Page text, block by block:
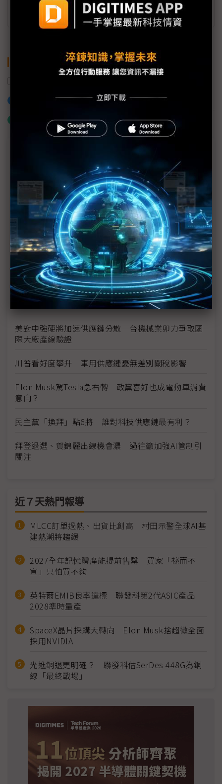
學歷：
銘傳大學傳播學院
加入已選取到「關鍵字追蹤」
什麼是「關鍵字追蹤」
議題精選－拜登退選變數激增
供應鏈推演美大選2情境
台積化危為安三計 中國挫著等
拜登退選 供應鏈赴美布局恐添變數
美國大選將至 台系封測、PCB業者：影響不大
拜登退選 美鎖中力道是否加大備受關注
美國總統大選變數多 下游供應鏈：又要「打帶跑」
長江存儲、美光借力使力 雙方有意化干戈為玉帛？
美對中強硬將加速供應鏈分散 台機械業卯力爭取國
際大廠產線驗證
川普看好度攀升 車用供應鏈憂無差別關稅影響
Elon Musk駕Tesla急右轉 政黨喜好也成電動車消費
意向？
民主黨「換拜」點6將 誰對科技供應鏈最有利？
拜登退選、賀錦麗出線機會濃 過往籲加強AI管制引
關注
近７天熱門報導
MLCC訂單過熱、出貨比創高 村田示警全球AI基
建熱潮將趨緩
2027全年記憶體產能提前售罄 買家「祕而不
宣」只怕買不夠
英特爾EMIB良率達標 聯發科第2代ASIC產品
2028準時量產
SpaceX晶片採購大轉向 Elon Musk捨超微全面
採用NVIDIA
光進銅退更明確？ 聯發科估SerDes 448G為銅
線「最終戰場」